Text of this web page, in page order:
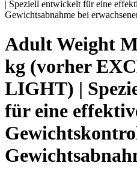
Adult Weight
kg (vorher
LIGHT) |
für eine